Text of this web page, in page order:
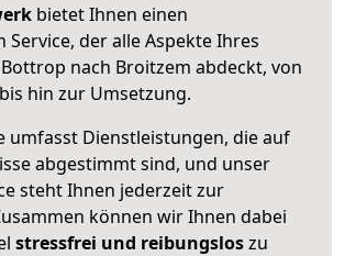
bietet Ihnen einen
Service, der alle Aspekte Ihres
nach Broitzem abdeckt, von
hin zur Umsetzung.
umfasst Dienstleistungen, die auf
abgestimmt sind, und unser
steht Ihnen jederzeit zur
können wir Ihnen dabei
stressfrei und reibungsloszu